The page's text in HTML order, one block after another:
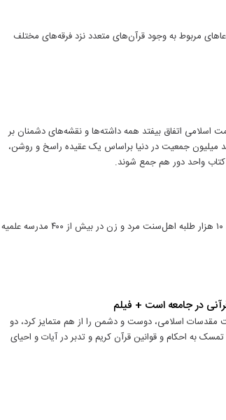
مربوط به وجود قرآن‌های متعدد نزد فرقه‌های مختلف
اسلامی اتفاق بیفتد همه داشته‌ها و نقشه‌های دشمنان بر
میلیون جمعیت در دنیا براساس یک عقیده راسخ و روشن،
کتاب واحد دور هم جمع شوند.
دبیر شورای برنامه ریزی مدارس علوم دینی اهل‌سنت کشورگفت: حدود ۱۰ هزار طلبه اهل‌سنت مرد و زن در بیش از ۴۰۰ مدرسه علمیه
در جامعه است + فیلم
اسلامی، دوست و دشمن را از هم متمایز کرد، دو
به احکام و قوانین قرآن کریم و تدبر در آیات و احیای